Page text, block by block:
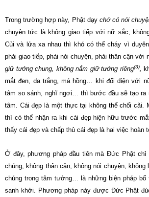
Trong trường hợp này, Phật dạy chớ có nói
chuyện tức là không giao tiếp với nữ sắc,
Củi và lửa xa nhau thì khó có thể cháy vì
phải giao tiếp, phải nói chuyện, phải thân cận với
giữ tướng chung, không nắm giữ tướng riêng(3),
mắt đen, da trắng, má hồng… khi đối diện với
tâm so sánh, nghĩ ngợi… thì bước đầu sẽ tạo ra
tâm. Cái đẹp là một thực tại không thể chối cãi.
thì có thể nhận ra khi cái đẹp hiện hữu trước
thấy cái đẹp và chấp thủ cái đẹp là hai việc hoàn
Ở đây, phương pháp đầu tiên mà Đức Phật chỉ
chúng, không thân cận, không nói chuyện,
chúng trong tâm tưởng… là những biện pháp bổ
sanh khởi. Phương pháp này được Đức Phật